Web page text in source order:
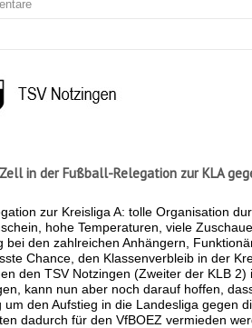
in der Fußball-Relegation zur KLA
zur Kreisliga A: tolle Organisation
hohe Temperaturen, viele
den zahlreichen Anhängern,
Chance, den Klassenverbleib in der
den TSV Notzingen (Zweiter der KLB 2)
kann nun aber noch darauf hoffen,
den Aufstieg in die Landesliga gegen
dadurch für den VfBOEZ vermieden